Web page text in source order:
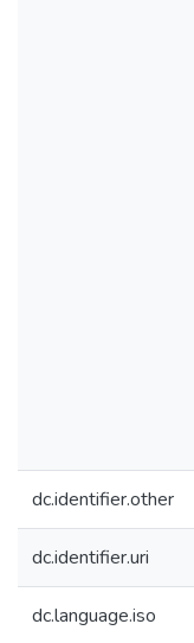
dc.identifier.other
dc.identifier.uri
dc.language.iso